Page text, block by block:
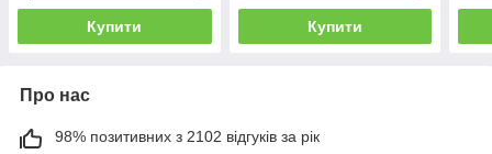
Купити Купити
Про нас
98% позитивних з 2102 відгуків за рік